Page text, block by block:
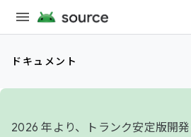
ドキュメント
2026 年より、トランク安定版開